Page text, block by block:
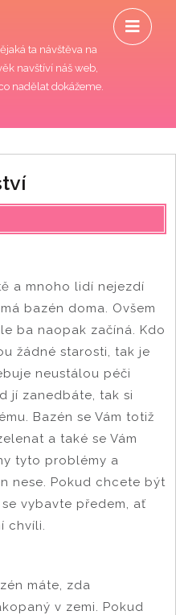
ta návštěva na
navštíví náš web,
nadělat dokážeme.
a mnoho lidí nejezdí
bazén doma. Ovšem
ba naopak začíná. Kdo
žádné starosti, tak je
neustálou péči
jí zanedbáte, tak si
Bazén se Vám totiž
a také se Vám
tyto problémy a
nese. Pokud chcete být
vybavte předem, ať
chvíli.
máte, zda
v zemi. Pokud